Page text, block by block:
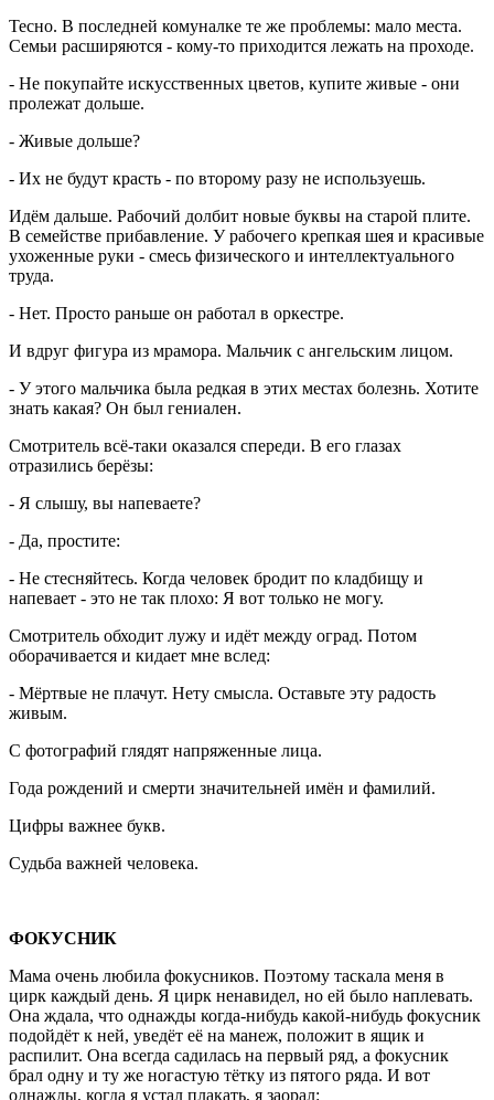
Тесно. В последней комуналке те же проблемы: мало места.
Семьи расширяются - кому-то приходится лежать на проходе.
- Не покупайте искусственных цветов, купите живые - они
пролежат дольше.
- Живые дольше?
- Их не будут красть - по второму разу не используешь.
Идём дальше. Рабочий долбит новые буквы на старой плите.
В семействе прибавление. У рабочего крепкая шея и красивые
ухоженные руки - смесь физического и интеллектуального
труда.
- Нет. Просто раньше он работал в оркестре.
И вдруг фигура из мрамора. Мальчик с ангельским лицом.
- У этого мальчика была редкая в этих местах болезнь. Хотите
знать какая? Он был гениален.
Смотритель всё-таки оказался спереди. В его глазах
отразились берёзы:
- Я слышу, вы напеваете?
- Да, простите:
- Не стесняйтесь. Когда человек бродит по кладбищу и
напевает - это не так плохо: Я вот только не могу.
Смотритель обходит лужу и идёт между оград. Потом
оборачивается и кидает мне вслед:
- Мёртвые не плачут. Нету смысла. Оставьте эту радость
живым.
С фотографий глядят напряженные лица.
Года рождений и смерти значительней имён и фамилий.
Цифры важнее букв.
Судьба важней человека.
ФОКУСНИК
Мама очень любила фокусников. Поэтому таскала меня в
цирк каждый день. Я цирк ненавидел, но ей было наплевать.
Она ждала, что однажды когда-нибудь какой-нибудь фокусник
подойдёт к ней, уведёт её на манеж, положит в ящик и
распилит. Она всегда садилась на первый ряд, а фокусник
брал одну и ту же ногастую тётку из пятого ряда. И вот
однажды, когда я устал плакать, я заорал: